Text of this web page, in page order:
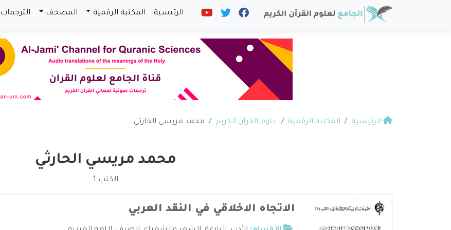
الرئيسية المكتبة الرقمية المصحف الترجمات
الرئيسية المكتبة الرقمية علوم القرآن الكريم محمد مريسي الحارثي
محمد مريسي الحارثي
الكتب 1
الاتجاه الاخلاقي في النقد العربي